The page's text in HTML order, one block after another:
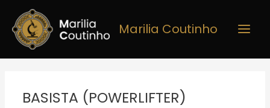
para
conteúdo
Marilia Coutinho
BASISTA (POWERLIFTER)